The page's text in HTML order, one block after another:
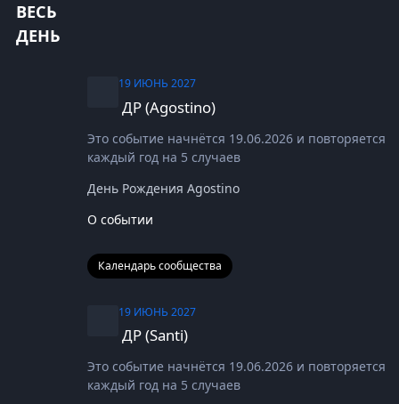
ВЕСЬ
ДЕНЬ
19 ИЮНЬ 2027
ДР (Agostino)
Это событие начнётся 19.06.2026 и повторяется
каждый год на 5 случаев
День Рождения Agostino
О событии
Календарь сообщества
19 ИЮНЬ 2027
ДР (Santi)
Это событие начнётся 19.06.2026 и повторяется
каждый год на 5 случаев